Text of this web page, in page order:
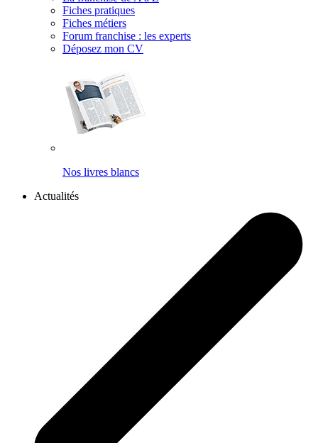
Fiches pratiques
Fiches métiers
Forum franchise : les experts
Déposez mon CV
Nos livres blancs
Actualités